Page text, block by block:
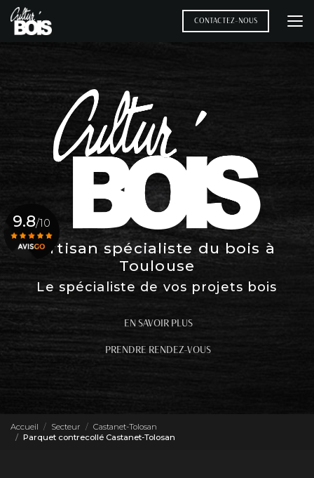
Aller
au
contenu
CONTACTEZ-NOUS
Artisan spécialiste du bois à
Toulouse
Le spécialiste de vos projets bois
EN SAVOIR PLUS
PRENDRE RENDEZ-VOUS
9.8/10
Accueil Secteur
Castanet-Tolosan
Parquet contrecollé Castanet-Tolosan